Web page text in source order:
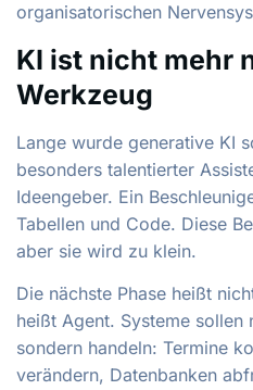
organisatorischen
KI ist nicht mehr
Werkzeug
Lange wurde generative KI
besonders talentierter
Ideengeber. Ein
Tabellen und Code. Diese
aber sie wird zu klein.
Die nächste Phase heißt
heißt Agent. Systeme
sondern handeln: Termine
verändern, Datenbanken